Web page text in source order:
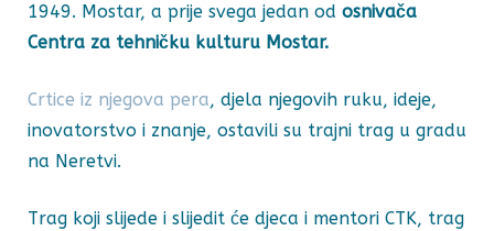
1949. Mostar, a prije svega jedan od osnivača
Centra za tehničku kulturu Mostar.
Crtice iz njegova pera, djela njegovih ruku, ideje,
inovatorstvo i znanje, ostavili su trajni trag u gradu
na Neretvi.
Trag koji slijede i slijedit će djeca i mentori CTK, trag